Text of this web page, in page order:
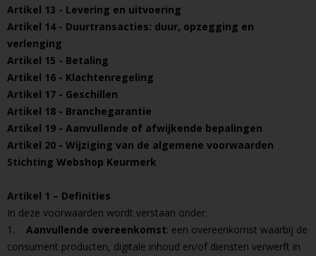
Artikel 13 - Levering en uitvoering
Artikel 14 - Duurtransacties: duur, opzegging en
verlenging
Artikel 15 - Betaling
Artikel 16 - Klachtenregeling
Artikel 17 - Geschillen
Artikel 18 - Branchegarantie
Artikel 19 - Aanvullende of afwijkende bepalingen
Artikel 20 - Wijziging van de algemene voorwaarden
Stichting Webshop Keurmerk
Artikel 1 – Definities
In deze voorwaarden wordt verstaan onder:
1. Aanvullende overeenkomst: een overeenkomst waarbij de
consument producten, digitale inhoud en/of diensten verwerft in